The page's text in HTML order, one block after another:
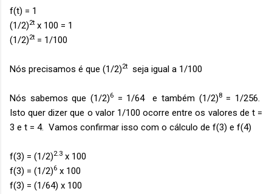
f(t) = 1
(1/2)2t x 100 = 1
(1/2)2t = 1/100
Nós precisamos é que (1/2)2t seja igual a 1/100
Nós sabemos que (1/2)6= 1/64 e também (1/2)8= 1/256.
Isto quer dizer que o valor 1/100 ocorre entre os valores de t =
3 e t = 4. Vamos confirmar isso com o cálculo de f(3) e f(4)
f(3) = (1/2)2.3 x 100
f(3) = (1/2)6 x 100
f(3) = (1/64) x 100